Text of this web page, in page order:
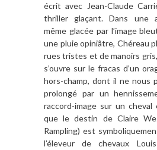
écrit avec Jean-Claude
thriller glaçant. Dans une
même glacée par l’image
une pluie opiniâtre, Chéreau
rues tristes et de manoirs
s’ouvre sur le fracas d’un
hors-champ, dont il ne nous
prolongé par un
raccord-image sur un cheval
que le destin de Claire
Rampling) est
l’éleveur de chevaux